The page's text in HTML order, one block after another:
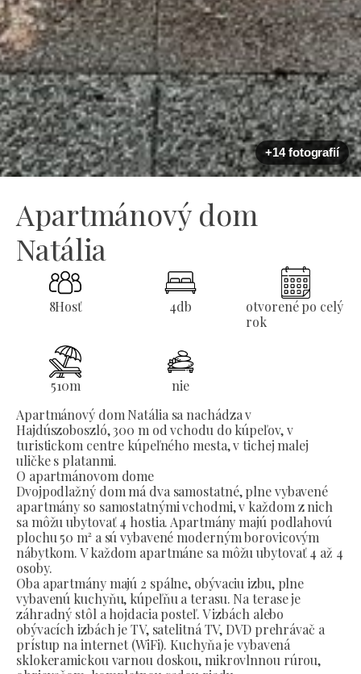
+14 fotografií
Apartmánový dom
Natália
8Hosť 4db
otvorené po celý
rok
510m
nie
Apartmánový dom Natália sa nachádza v
Hajdúszoboszló, 300 m od vchodu do kúpeľov, v
turistickom centre kúpeľného mesta, v tichej malej
uličke s platanmi.
O apartmánovom dome
Dvojpodlažný dom má dva samostatné, plne vybavené
apartmány so samostatnými vchodmi, v každom z nich
sa môžu ubytovať 4 hostia. Apartmány majú podlahovú
plochu 50 m² a sú vybavené moderným borovicovým
nábytkom. V každom apartmáne sa môžu ubytovať 4 až 4
osoby.
Oba apartmány majú 2 spálne, obývaciu izbu, plne
vybavenú kuchyňu, kúpeľňu a terasu. Na terase je
záhradný stôl a hojdacia posteľ. V izbách alebo
obývacích izbách je TV, satelitná TV, DVD prehrávač a
prístup na internet (WiFi). Kuchyňa je vybavená
sklokeramickou varnou doskou, mikrovlnnou rúrou,